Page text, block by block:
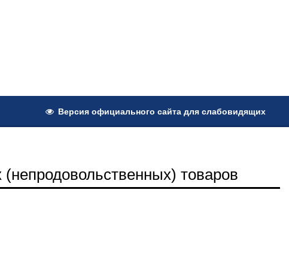
Версия официального сайта для слабовидящих
товаров